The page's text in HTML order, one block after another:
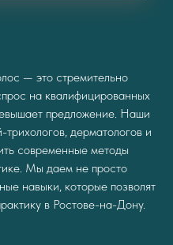
— это стремительно
на квалифицированных
предложение. Наши
дерматологов и
современные методы
Мы даем не просто
навыки, которые позволят
в Ростове-на-Дону.